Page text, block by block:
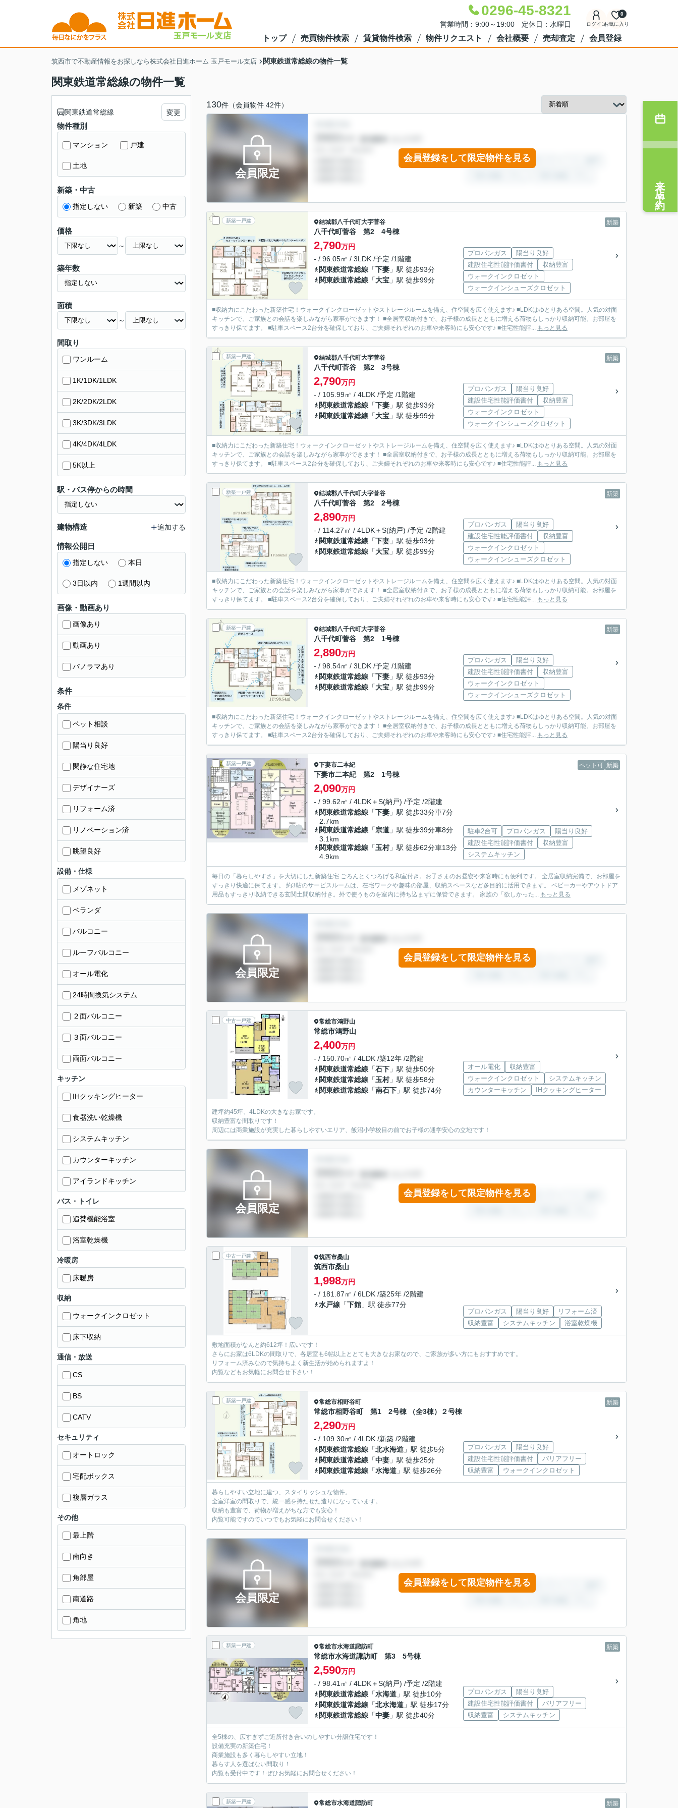
0296-45-8321
営業時間：9:00～19:00 定休日：水曜日 ログインお気に入り
0
トップ 売買物件検索 賃貸物件検索 物件リクエスト 会社概要 売却査定 会員登録
筑西市で不動産情報をお探しなら株式会社日進ホーム 玉戸モール支店 関東鉄道常総線の物件一覧
関東鉄道常総線の物件一覧
130件（会員物件 42件）
会員限定
会員登録をして限定物件を見る
新築一戸建 新築
結城郡八千代町大字菅谷
八千代町菅谷 第2 4号棟
2,790万円
- / 96.05㎡ / 3LDK /予定 /1階建
関東鉄道常総線 「下妻 」駅 徒歩93分
関東鉄道常総線 「大宝 」駅 徒歩99分
プロパンガス
陽当り良好
建設住宅性能評価書付
収納豊富
ウォークインクロゼット
ウォークインシューズクロゼット
■収納力にこだわった新築住宅！ウォークインクローゼットやストレージルームを備え、住空間を広く使えます♪ ■LDKはゆとりある空間。人気の対面
キッチンで、ご家族との会話を楽しみながら家事ができます！ ■全居室収納付きで、お子様の成長とともに増える荷物もしっかり収納可能。お部屋を
すっきり保てます。 ■駐車スペース2台分を確保しており、ご夫婦それぞれのお車や来客時にも安心です♪ ■住宅性能評... もっと見る
新築一戸建 新築
結城郡八千代町大字菅谷
八千代町菅谷 第2 3号棟
2,790万円
- / 105.99㎡ / 4LDK /予定 /1階建
関東鉄道常総線 「下妻 」駅 徒歩93分
関東鉄道常総線 「大宝 」駅 徒歩99分
プロパンガス
陽当り良好
建設住宅性能評価書付
収納豊富
ウォークインクロゼット
ウォークインシューズクロゼット
■収納力にこだわった新築住宅！ウォークインクローゼットやストレージルームを備え、住空間を広く使えます♪ ■LDKはゆとりある空間。人気の対面
キッチンで、ご家族との会話を楽しみながら家事ができます！ ■全居室収納付きで、お子様の成長とともに増える荷物もしっかり収納可能。お部屋を
すっきり保てます。 ■駐車スペース2台分を確保しており、ご夫婦それぞれのお車や来客時にも安心です♪ ■住宅性能評... もっと見る
新築一戸建 新築
結城郡八千代町大字菅谷
八千代町菅谷 第2 2号棟
2,890万円
- / 114.27㎡ / 4LDK＋S(納戸) /予定 /2階建
関東鉄道常総線 「下妻 」駅 徒歩93分
関東鉄道常総線 「大宝 」駅 徒歩99分
プロパンガス
陽当り良好
建設住宅性能評価書付
収納豊富
ウォークインクロゼット
ウォークインシューズクロゼット
■収納力にこだわった新築住宅！ウォークインクローゼットやストレージルームを備え、住空間を広く使えます♪ ■LDKはゆとりある空間。人気の対面
キッチンで、ご家族との会話を楽しみながら家事ができます！ ■全居室収納付きで、お子様の成長とともに増える荷物もしっかり収納可能。お部屋を
すっきり保てます。 ■駐車スペース2台分を確保しており、ご夫婦それぞれのお車や来客時にも安心です♪ ■住宅性能評... もっと見る
新築一戸建 新築
結城郡八千代町大字菅谷
八千代町菅谷 第2 1号棟
2,890万円
- / 98.54㎡ / 3LDK /予定 /1階建
関東鉄道常総線 「下妻 」駅 徒歩93分
関東鉄道常総線 「大宝 」駅 徒歩99分
プロパンガス
陽当り良好
建設住宅性能評価書付
収納豊富
ウォークインクロゼット
ウォークインシューズクロゼット
■収納力にこだわった新築住宅！ウォークインクローゼットやストレージルームを備え、住空間を広く使えます♪ ■LDKはゆとりある空間。人気の対面
キッチンで、ご家族との会話を楽しみながら家事ができます！ ■全居室収納付きで、お子様の成長とともに増える荷物もしっかり収納可能。お部屋を
すっきり保てます。 ■駐車スペース2台分を確保しており、ご夫婦それぞれのお車や来客時にも安心です♪ ■住宅性能評... もっと見る
新築一戸建 ペット可 新築
下妻市二本紀
下妻市二本紀 第2 1号棟
2,090万円
- / 99.62㎡ / 4LDK＋S(納戸) /予定 /2階建
関東鉄道常総線 「下妻 」駅 徒歩33分車7分
2.7km
関東鉄道常総線 「宗道 」駅 徒歩39分車8分
3.1km
関東鉄道常総線 「玉村」駅 徒歩62分車13分
4.9km
駐車2台可 プロパンガス
陽当り良好
建設住宅性能評価書付
収納豊富
システムキッチン
毎日の「暮らしやすさ」を大切にした新築住宅 ごろんとくつろげる和室付き。お子さまのお昼寝や来客時にも便利です。 全居室収納完備で、お部屋を
すっきり快適に保てます。 約3帖のサービスルームは、在宅ワークや趣味の部屋、収納スペースなど多目的に活用できます。 ベビーカーやアウトドア
用品もすっきり収納できる玄関土間収納付き。外で使うものを室内に持ち込まずに保管できます。 家族の「欲しかった... もっと見る
会員限定
会員登録をして限定物件を見る
中古一戸建 常総市鴻野山
常総市鴻野山
2,400万円
- / 150.70㎡ / 4LDK /築12年 /2階建
関東鉄道常総線 「石下 」駅 徒歩50分
関東鉄道常総線 「玉村」駅 徒歩58分
関東鉄道常総線 「南石下 」駅 徒歩74分
オール電化
収納豊富
ウォークインクロゼット
システムキッチン
カウンターキッチン
IHクッキングヒーター
建坪約45坪、4LDKの大きなお家です。
収納豊富な間取りです！
周辺には商業施設が充実した暮らしやすいエリア、飯沼小学校目の前でお子様の通学安心の立地です！
会員限定
会員登録をして限定物件を見る
中古一戸建 筑西市桑山
筑西市桑山
1,998万円
- / 181.87㎡ / 6LDK /築25年 /2階建
水戸線 「下館 」駅 徒歩77分
プロパンガス 陽当り良好
リフォーム済
収納豊富
システムキッチン 浴室乾燥機
敷地面積がなんと約612坪！広いです！
さらにお家は6LDKの間取りで、各居室も6帖以上ととても大きなお家なので、ご家族が多い方にもおすすめです。
リフォーム済みなので気持ちよく新生活が始められますよ！
内覧などもお気軽にお問合せ下さい！
新築一戸建 新築
常総市相野谷町
常総市相野谷町 第1 2号棟 （全3棟）２号棟
2,290万円
- / 109.30㎡ / 4LDK /新築 /2階建
関東鉄道常総線 「北水海道 」駅 徒歩5分
関東鉄道常総線 「中妻 」駅 徒歩25分
関東鉄道常総線 「水海道 」駅 徒歩26分
プロパンガス
陽当り良好
建設住宅性能評価書付
バリアフリー
収納豊富
ウォークインクロゼット
暮らしやすい立地に建つ、スタイリッシュな物件。
全室洋室の間取りで、統一感を持たせた造りになっています。
収納も豊富で、荷物が増えがちな方でも安心！
内覧可能ですのでいつでもお気軽にお問合せください！
会員限定
会員登録をして限定物件を見る
新築一戸建 新築
常総市水海道諏訪町
常総市水海道諏訪町 第3 5号棟
2,590万円
- / 98.41㎡ / 4LDK＋S(納戸) /予定 /2階建
関東鉄道常総線 「水海道 」駅 徒歩10分
関東鉄道常総線 「北水海道 」駅 徒歩17分
関東鉄道常総線 「中妻 」駅 徒歩40分
プロパンガス
陽当り良好
建設住宅性能評価書付
バリアフリー
収納豊富
システムキッチン
全5棟の、広すぎずご近所付き合いのしやすい分譲住宅です！
設備充実の新築住宅！
商業施設も多く暮らしやすい立地！
暮らす人を選ばない間取り！
内覧も受付中です！ぜひお気軽にお問合せください！
新築一戸建 新築
常総市水海道諏訪町
関東鉄道常総線 変更
物件種別
マンション 戸建
土地
新築・中古
指定しない 新築 中古
価格
～
築年数
面積
～
間取り
ワンルーム
1K/1DK/1LDK
2K/2DK/2LDK
3K/3DK/3LDK
4K/4DK/4LDK
5K以上
駅・バス停からの時間
建物構造 追加する
情報公開日
指定しない 本日
3日以内 1週間以内
画像・動画あり
画像あり
動画あり
パノラマあり
条件
条件
ペット相談
陽当り良好
閑静な住宅地
デザイナーズ
リフォーム済
リノベーション済
眺望良好
設備・仕様
メゾネット
ベランダ
バルコニー
ルーフバルコニー
オール電化
24時間換気システム
２面バルコニー
３面バルコニー
両面バルコニー
キッチン
IHクッキングヒーター
食器洗い乾燥機
システムキッチン
カウンターキッチン
アイランドキッチン
バス・トイレ
追焚機能浴室
浴室乾燥機
冷暖房
床暖房
収納
ウォークインクロゼット
床下収納
通信・放送
CS
BS
CATV
セキュリティ
オートロック
宅配ボックス
複層ガラス
その他
最上階
南向き
角部屋
南道路
角地
来店予約